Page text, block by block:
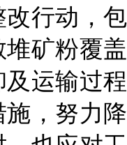
行动，包
矿粉覆盖
运输过程
，努力降